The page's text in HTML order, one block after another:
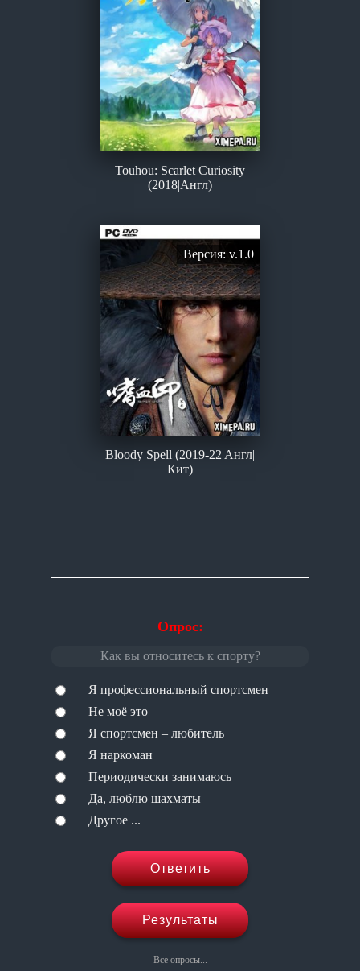
Опрос:
Как вы относитесь к спорту?
Я профессиональный спортсмен
Не моё это
Я спортсмен – любитель
Я наркоман
Периодически занимаюсь
Да, люблю шахматы
Другое ...
Ответить
Результаты
Все опросы...
Touhou: Scarlet Curiosity
(2018|Англ)
Bloody Spell (2019-22|Англ|
Кит)
Версия: v.1.0